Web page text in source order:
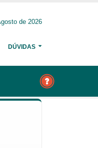
de 2026
DÚVIDAS